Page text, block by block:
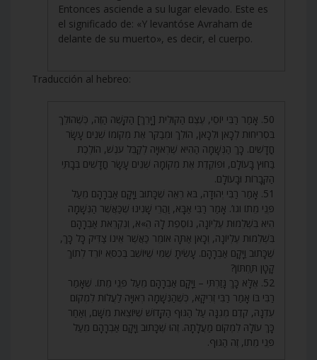
Entonces asciende a su lugar elevado. Este es
el significado de: «Y levantóse Avraham de
delante de su muerto», es decir, el cuerpo.
Traducción al hebreo:
50. אָמַר רַבִּי יוֹסֵי, עֶצֶם הַקּוּלִית [יָרֵךְ] הַקָּשֶׁה הַזֶּה, כְּשֶׁהוֹלֵךְ
בִּסְרִיחוּת לְכָאן וּלְכָאן, הוֹלֵךְ וּמְבַקֵּר אֶת מְקוֹמוֹ שְׁנֵים עָשָׂר
חֳדָשִׁים. כָּךְ הַנְּשָׁמָה הַהִיא שֶׁרְאוּיָה לְקַבֵּל עֹנֶשׁ, הוֹלֶכֶת
בַּחוּץ בָּעוֹלָם, וּפוֹקֶדֶת אֶת מְקוֹמָהּ שְׁנֵים עָשָׂר חֳדָשִׁים בְּבָתֵּי
הַקְּבָרוֹת וּבָעוֹלָם.
51. אָמַר רַבִּי יְהוּדָה, בֹּא רְאֵה שֶׁכָּתוּב וַיָּקָם אַבְרָהָם מֵעַל
פְּנֵי מֵתוֹ וגו’. אָמַר רַבִּי אַבָּא, וַהֲרֵי שָׁנִינוּ שֶׁכַּאֲשֶׁר הַנְּשָׁמָה
הִיא בִּשְׁלֵמוּת עֶלְיוֹנָה, נוֹסֶפֶת לָהּ הֵ»א, וְנִקְרֵאת אַבְרָהָם
בִּשְׁלֵמוּת עֶלְיוֹנָה, וְכָאן אַתָּה אוֹמֵר כַּאֲשֶׁר אֵינוֹ צַדִּיק כָּל כָּךְ,
שֶׁכָּתוּב וַיָּקָם אַבְרָהָם. עָשִׂיתָ שֶׁמִּי שֶׁיּוֹשֵׁב בְּכִסֵּא יוֹרֵד לְתוֹךְ
קָטָן תַּחְתּוֹן?
52. אֶלָּא כָּךְ גָּזַרְתִּי – וַיָּקָם אַבְרָהָם מֵעַל פְּנֵי מֵתוֹ. שֶׁאָמַר
רַבִּי בּוֹ אָמַר רַבִּי זְרִיקָא, כְּשֶׁהַנְּשָׁמָה רְאוּיָה לַעֲלוֹת לִמְקוֹם
עִדְנָהּ, קֹדֶם מְגִנָּה עַל הַגּוּף הַקָּדוֹשׁ שֶׁיּוֹצֵאת מִשָּׁם, וְאַחַר
כָּךְ עוֹלָהּ לִמְקוֹם מַעֲלָתָהּ. זֶהוּ שֶׁכָּתוּב וַיָּקָם אַבְרָהָם מֵעַל
פְּנֵי מֵתוֹ, זֶה הַגּוּף.